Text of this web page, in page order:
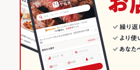
辛島町駅 × 創作
熊本 × 創作
新市街・シャワー通りのグルメランキング
新市街・シャワー通りの居酒屋ランキング